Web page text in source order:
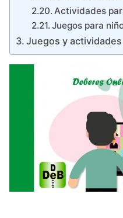
Actividades
Juegos para
Juegos y